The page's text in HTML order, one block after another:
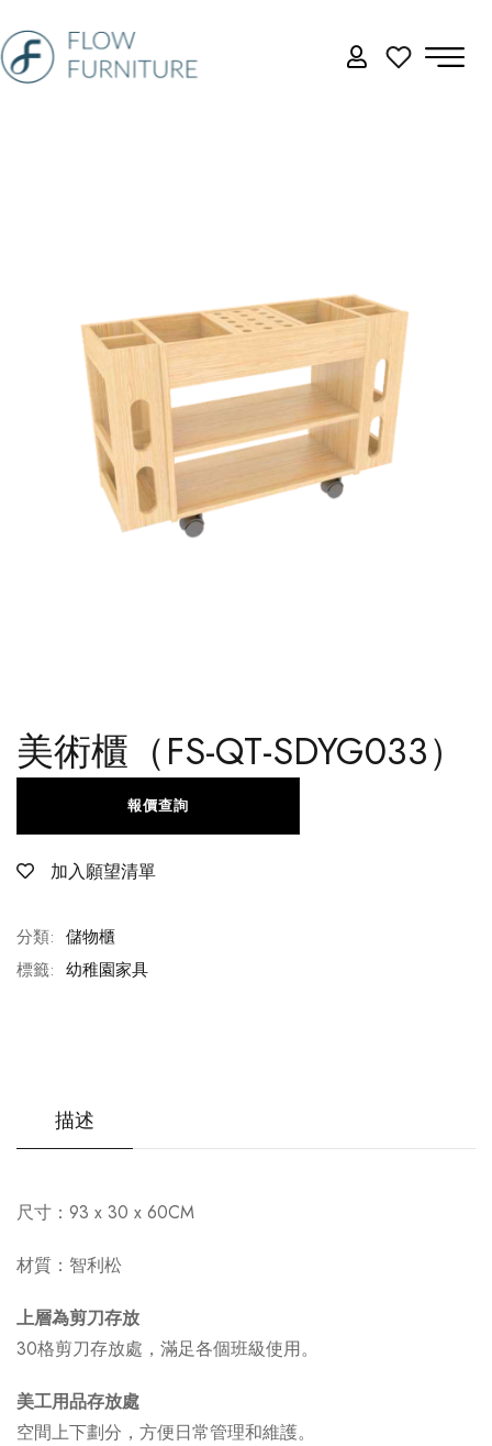
美術櫃（FS-QT-SDYG033）
加入願望清單
報價查詢
分類: 儲物櫃
標籤: 幼稚園家具
描述
尺寸： 93 x 30 x 60CM
材質：智利松
上層為剪刀存放
30格剪刀存放處，滿足各個班級使用。
美工用品存放處
空間上下劃分，方便日常管理和維護。